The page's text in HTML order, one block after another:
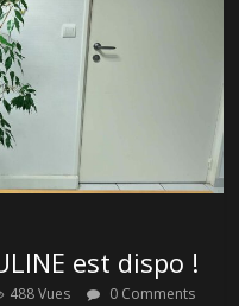
est dispo !
488 Vues
0 Comments